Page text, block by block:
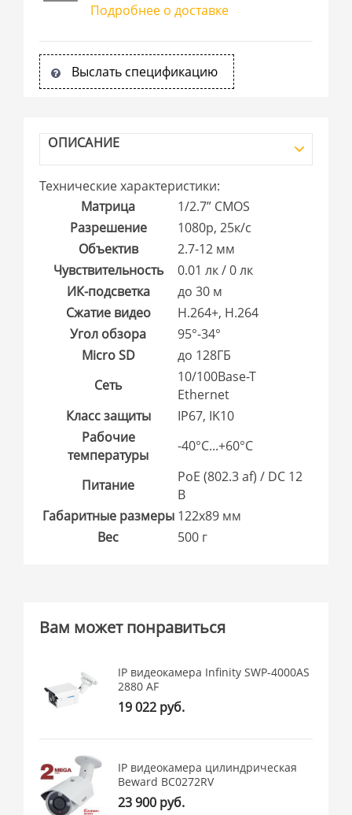
Подробнее о доставке
Выслать спецификацию
ОПИСАНИЕ
Технические характеристики:
Матрица
1/2.7” CMOS
Разрешение
1080p, 25к/с
Объектив
2.7-12 мм
Чувствительность
0.01 лк / 0 лк
ИК-подсветка
до 30 м
Сжатие видео
H.264+, H.264
Угол обзора
95°-34°
Micro SD
до 128ГБ
Сеть
10/100Base-T
Ethernet
Класс защиты
IP67, IK10
Рабочие
температуры
-40°С...+60°С
Питание
PoE (802.3 af) / DC 12
В
Габаритные размеры 122x89 мм
Вес
500 г
Вам может понравиться
IP видеокамера Infinity SWP-4000AS
2880 AF
19 022 руб.
IP видеокамера цилиндрическая
Beward BC0272RV
23 900 руб.